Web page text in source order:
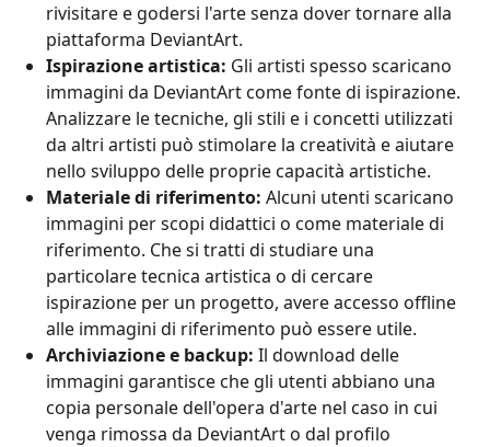
rivisitare e godersi l'arte senza dover tornare alla
piattaforma DeviantArt.
Ispirazione artistica: Gli artisti spesso scaricano
immagini da DeviantArt come fonte di ispirazione.
Analizzare le tecniche, gli stili e i concetti utilizzati
da altri artisti può stimolare la creatività e aiutare
nello sviluppo delle proprie capacità artistiche.
Materiale di riferimento: Alcuni utenti scaricano
immagini per scopi didattici o come materiale di
riferimento. Che si tratti di studiare una
particolare tecnica artistica o di cercare
ispirazione per un progetto, avere accesso offline
alle immagini di riferimento può essere utile.
Archiviazione e backup: Il download delle
immagini garantisce che gli utenti abbiano una
copia personale dell'opera d'arte nel caso in cui
venga rimossa da DeviantArt o dal profilo